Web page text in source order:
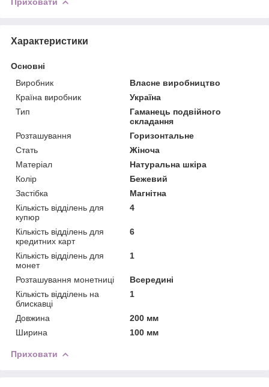
Характеристики
Основні
Виробник
Власне виробництво
Країна виробник
Україна
Тип
Гаманець подвійного
складання
Розташування
Горизонтальне
Стать
Жіноча
Матеріал
Натуральна шкіра
Колір
Бежевий
Застібка
Магнітна
Кількість відділень для
купюр
4
Кількість відділень для
кредитних карт
6
Кількість відділень для
монет
1
Розташування монетниці
Всередині
Кількість відділень на
блискавці
1
Довжина
200 мм
Ширина
100 мм
Приховати